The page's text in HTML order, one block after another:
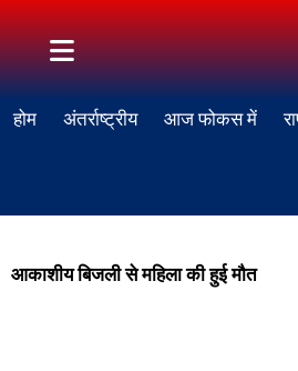
होम अंतर्राष्ट्रीय आज फोकस में
आकाशीय बिजली से महिला की हुई मौत